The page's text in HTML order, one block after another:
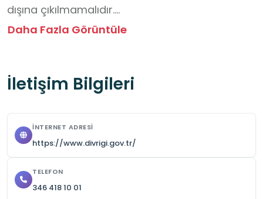
dışına çıkılmamalıdır.
Kanyon ve dere yataklarında yükseklik ve
gözetiminde hareket etmelidir.
azami özen gösterilmelidir.
Daha Fazla Görüntüle
İletişim Bilgileri
İNTERNET ADRESI
https://www.divrigi.gov.tr/
TELEFON
346 418 10 01